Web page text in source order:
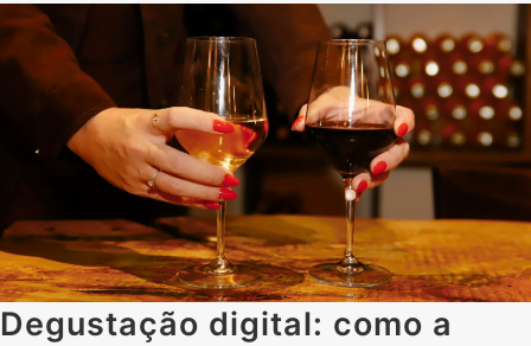
Degustação digital: como a